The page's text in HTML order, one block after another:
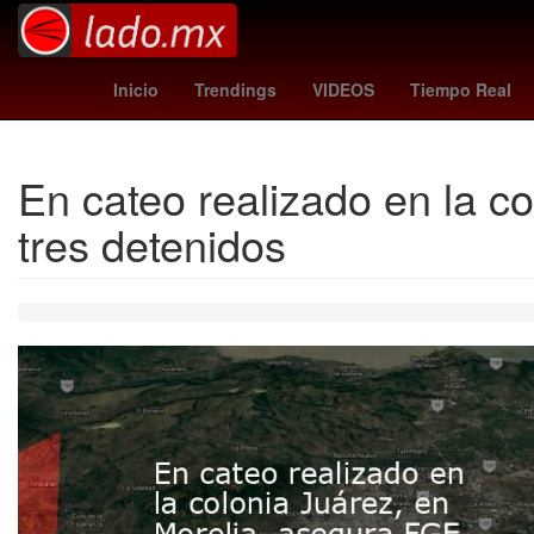
Inicio Trendings VIDEOS Tiempo Real
Star Wars padres vs diamondbacks Empresa
En cateo realizado en la
tres detenidos